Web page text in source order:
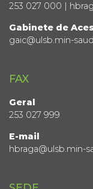
253 027 000 |
Gabinete de
gaic@ulsb.min-
FAX
Geral
253 027 999
E-mail
hbraga@ulsb.min-